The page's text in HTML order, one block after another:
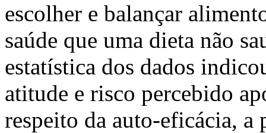
escolher e balançar
saúde que uma dieta não
estatística dos dados
atitude e risco percebido
respeito da auto-eficácia,